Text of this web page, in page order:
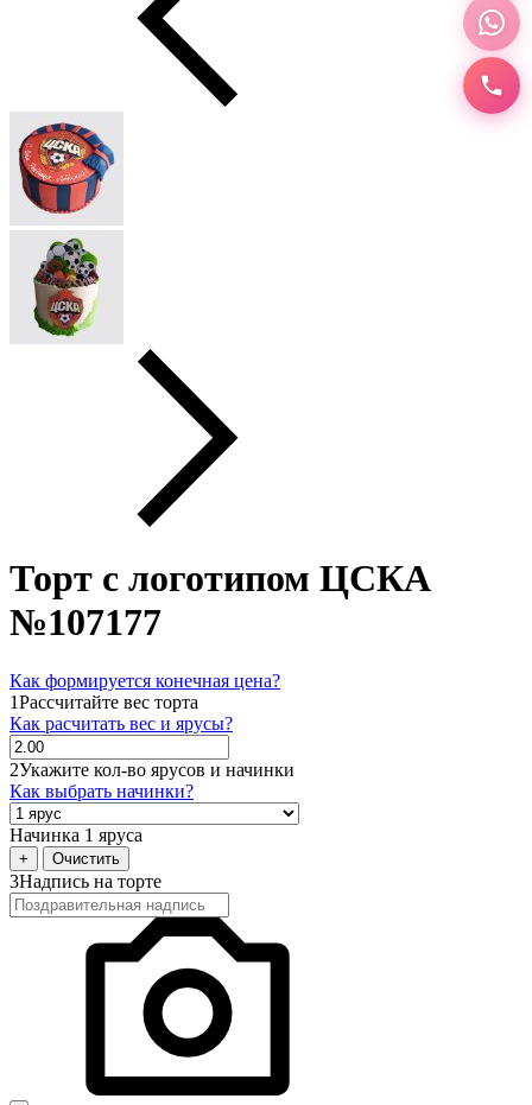
Торт с логотипом ЦСКА
№107177
Как формируется конечная цена?
1Рассчитайте вес торта
Как расчитать вес и ярусы?
2Укажите кол-во ярусов и начинки
Как выбрать начинки?
Начинка 1 яруса
+ Очистить
3Надпись на торте